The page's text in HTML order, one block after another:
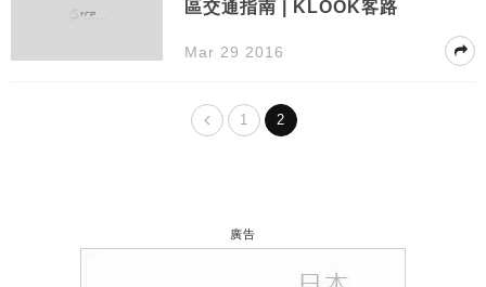
區交通指南 | KLOOK客路
Mar 29 2016
1 2
廣告